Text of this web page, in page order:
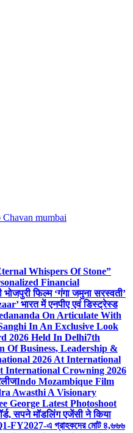
Chavan mumbai
Whispers Of Stone”
Financial
फिल्म ‘गंगा जमुना सरस्वती’
भारत में एनपीए एवं डिस्ट्रेस्ड
On Articulate With
In An Exclusive Look
2026 Held In Delhi7th
Of Business, Leadership &
2026 At International
International Crowning 2026
Indo Mozambique Film
Awasthi A Visionary
George Latest Photoshoot
सपने मॉडलिंग एजेंसी ने किया
FY2027-এ গ্রাহকদের মোট ৪,৬৬৬